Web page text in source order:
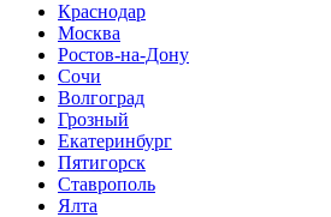
Краснодар
Москва
Ростов-на-Дону
Сочи
Волгоград
Грозный
Екатеринбург
Пятигорск
Ставрополь
Ялта